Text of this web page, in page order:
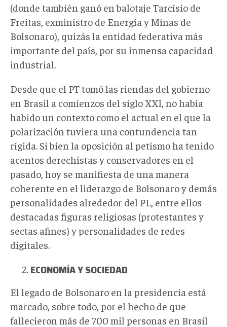
(donde también ganó en balotaje Tarcísio de
Freitas, exministro de Energía y Minas de
Bolsonaro), quizás la entidad federativa más
importante del país, por su inmensa capacidad
industrial.
Desde que el PT tomó las riendas del gobierno
en Brasil a comienzos del siglo XXI, no había
habido un contexto como el actual en el que la
polarización tuviera una contundencia tan
rígida. Si bien la oposición al petismo ha tenido
acentos derechistas y conservadores en el
pasado, hoy se manifiesta de una manera
coherente en el liderazgo de Bolsonaro y demás
personalidades alrededor del PL, entre ellos
destacadas figuras religiosas (protestantes y
sectas afines) y personalidades de redes
digitales.
ECONOMÍA Y SOCIEDAD
El legado de Bolsonaro en la presidencia está
marcado, sobre todo, por el hecho de que
fallecieron más de 700 mil personas en Brasil